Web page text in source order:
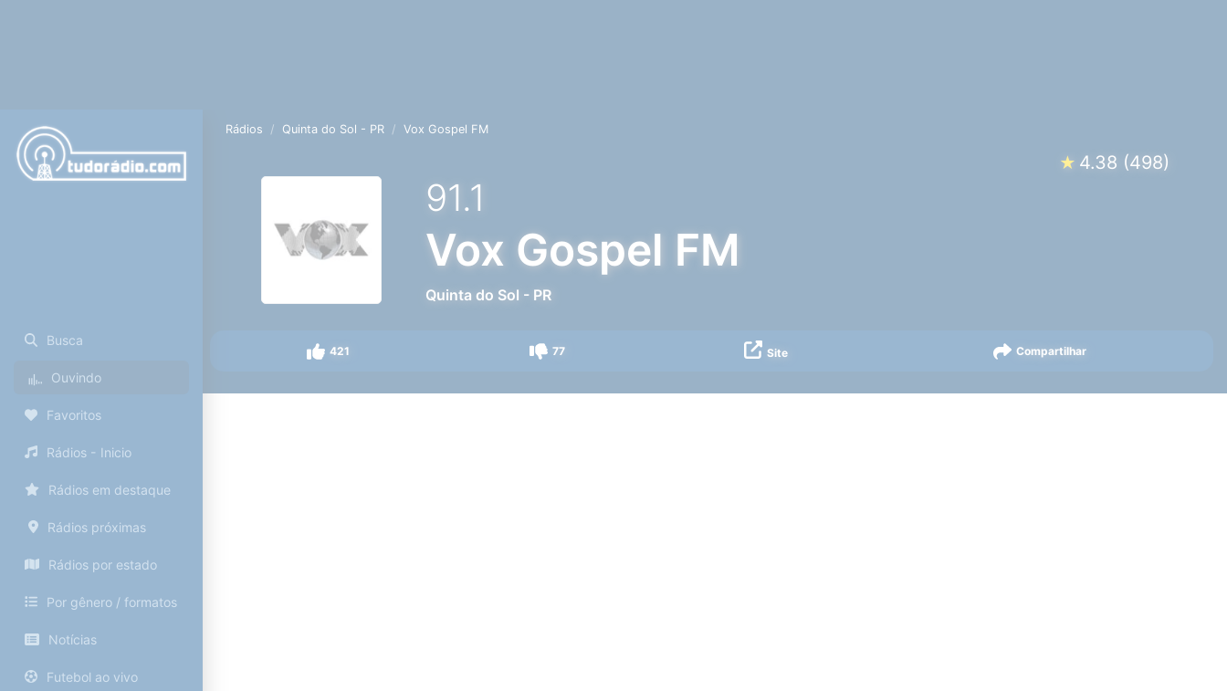
Busca
Ouvindo
Favoritos
Rádios - Inicio
Rádios em destaque
Rádios próximas
Rádios por estado
Por gênero / formatos
Notícias
Futebol ao vivo
Rádios Quinta do Sol - PR Vox Gospel FM
★ 4.38 (498)
91.1
Vox Gospel FM
Quinta do Sol - PR
421 77 Site Compartilhar